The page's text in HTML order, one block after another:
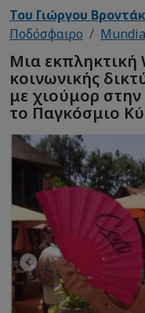
Του Γιώργου
Ποδόσφαιρο
Μια εκπληκτική
κοινωνικής
με χιούμορ
το Παγκόσμιο